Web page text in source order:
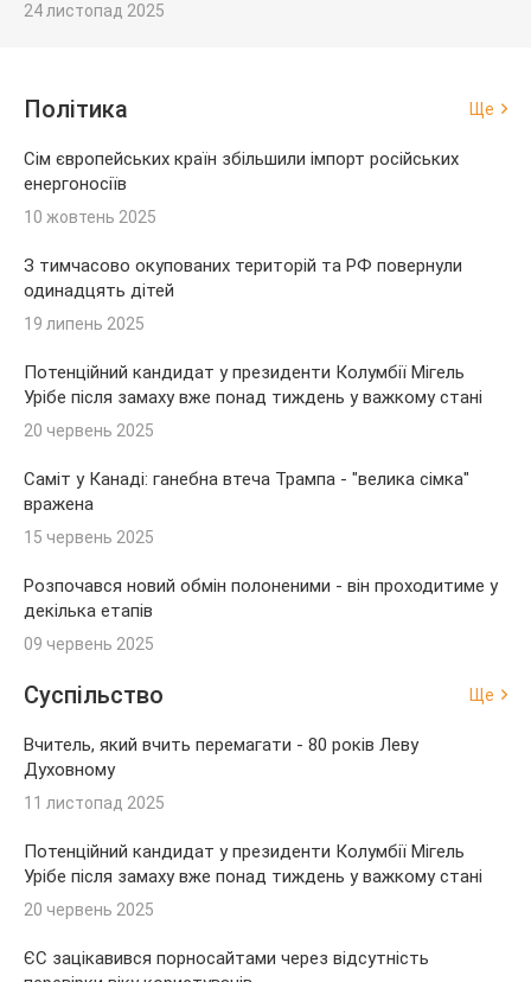
24 листопад 2025
Політика Ще
Сім європейських країн збільшили імпорт російських
енергоносіїв
10 жовтень 2025
З тимчасово окупованих територій та РФ повернули
одинадцять дітей
19 липень 2025
Потенційний кандидат у президенти Колумбії Мігель
Урібе після замаху вже понад тиждень у важкому стані
20 червень 2025
Саміт у Канаді: ганебна втеча Трампа - "велика сімка"
вражена
15 червень 2025
Розпочався новий обмін полоненими - він проходитиме у
декілька етапів
09 червень 2025
Суспільство Ще
Вчитель, який вчить перемагати - 80 років Леву
Духовному
11 листопад 2025
Потенційний кандидат у президенти Колумбії Мігель
Урібе після замаху вже понад тиждень у важкому стані
20 червень 2025
ЄС зацікавився порносайтами через відсутність